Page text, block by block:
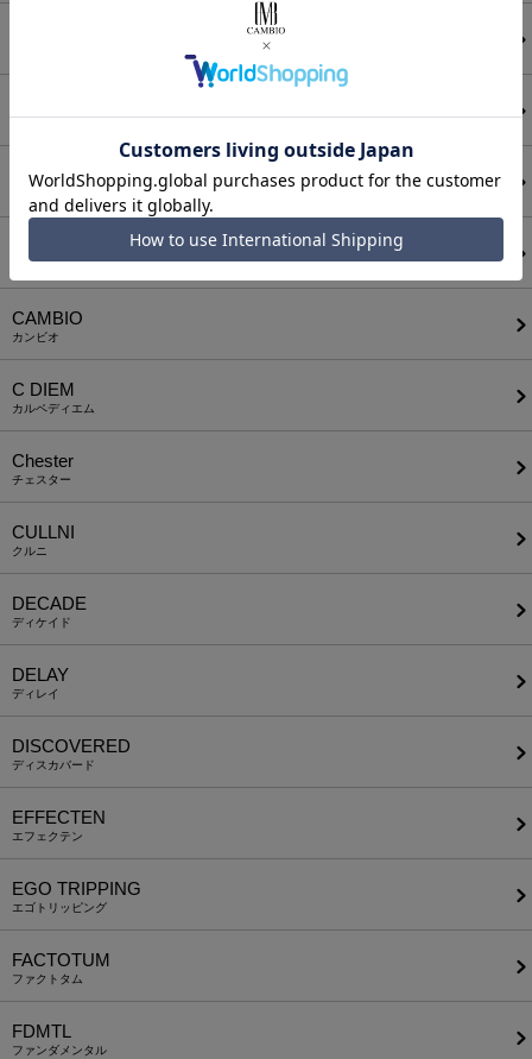
BODYSONG.
CALL&RESPONSE
コールアンドレスポンス
CAMBIO
カンビオ
C DIEM
カルペディエム
Chester
チェスター
CULLNI
クルニ
DECADE
ディケイド
DELAY
ディレイ
DISCOVERED
ディスカバード
EFFECTEN
エフェクテン
EGO TRIPPING
エゴトリッピング
FACTOTUM
ファクトタム
FDMTL
ファンダメンタル